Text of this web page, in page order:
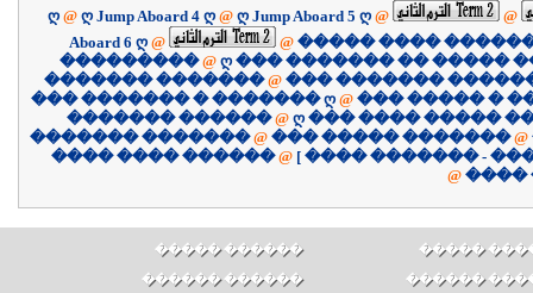
ღ @ ღ Jump Aboard 4 ღ @ ღ Jump Aboard 5 ღ @
@
Aboard 6 ღ @ @ ����� ����
��������� @ ღ ��� ������� �� �����
������� ������� @ ��� �������
��� ������� � ������� ღ @ ��� ����� �
������� ������ @ ღ ��� ���� �����
������� ������� @ ��� ����� ������� @
@
������ ���� ����
@
������ �����
������ ������
������
������